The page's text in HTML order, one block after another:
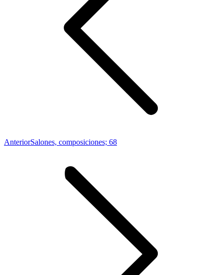
AnteriorProyecto
Salones, composiciones; 68